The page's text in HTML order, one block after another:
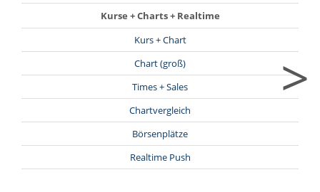
Kurse + Charts + Realtime
Kurs + Chart
Chart (groß)
Times + Sales
Chartvergleich
Börsenplätze
Realtime Push
>